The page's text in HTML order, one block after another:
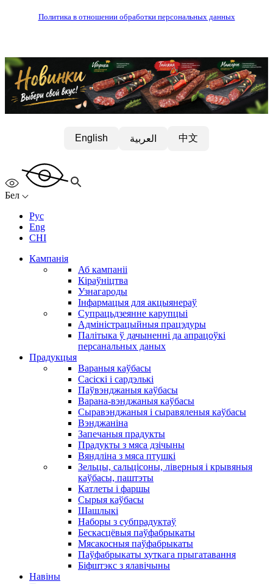
Политика в отношении обработки персональных данных
English العربية 中文
Бел
Рус
Eng
CHI
Кампанія
Аб кампаніі
Кіраўніцтва
Узнагароды
Інфармацыя для акцыянераў
Супрацьдзеянне карупцыі
Адміністрацыйныя працэдуры
Палітыка ў дачыненні да апрацоўкі
персанальных даных
Прадукцыя
Вараныя каўбасы
Сасіскі і сардэлькі
Паўвэнджаныя каўбасы
Варана-вэнджаныя каўбасы
Сыравэнджаныя і сыравяленыя каўбасы
Вэнджаніна
Запечаныя прадукты
Прадукты з мяса дзічыны
Вяндліна з мяса птушкі
Зельцы, сальцісоны, ліверныя і крывяныя
каўбасы, паштэты
Катлеты і фаршы
Сырыя каўбасы
Шашлыкі
Наборы з субпрадуктаў
Бескасцёвыя паўфабрыкаты
Мясакосныя паўфабрыкаты
Паўфабрыкаты хуткага прыгатавання
Біфштэкс з ялавічыны
Навіны